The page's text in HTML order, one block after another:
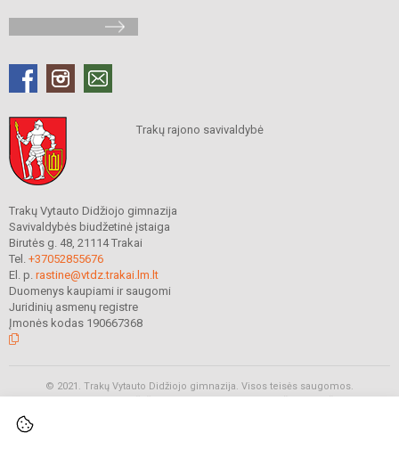
Trakų rajono savivaldybė
Trakų Vytauto Didžiojo gimnazija
Savivaldybės biudžetinė įstaiga
Birutės g. 48, 21114 Trakai
Tel. +37052855676
El. p. rastine@vtdz.trakai.lm.lt
Duomenys kaupiami ir saugomi
Juridinių asmenų registre
Įmonės kodas 190667368
© 2021. Trakų Vytauto Didžiojo gimnazija. Visos teisės saugomos.
Kopijuoti turinį be raštiško gimnazijos sutikimo griežtai draudžiama.